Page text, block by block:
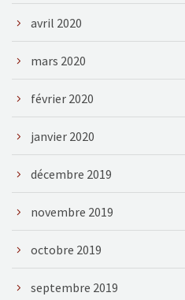
avril 2020
mars 2020
février 2020
janvier 2020
décembre 2019
novembre 2019
octobre 2019
septembre 2019